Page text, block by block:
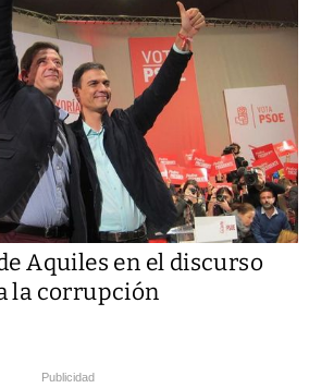
Aquiles en el discurso
la corrupción
Publicidad